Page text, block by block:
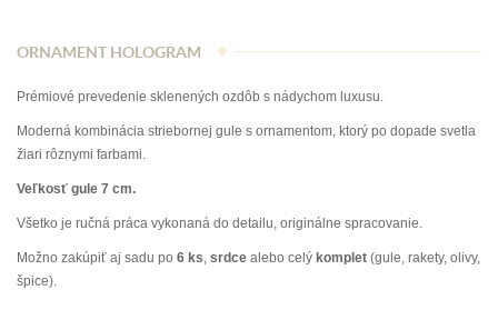
ORNAMENT HOLOGRAM
Prémiové prevedenie sklenených ozdôb s nádychom luxusu.
Moderná kombinácia striebornej gule s ornamentom, ktorý po dopade svetla
žiari rôznymi farbami.
Veľkosť gule 7 cm.
Všetko je ručná práca vykonaná do detailu, originálne spracovanie.
Možno zakúpiť aj sadu po 6 ks, srdce alebo celý komplet (gule, rakety, olivy,
špice).